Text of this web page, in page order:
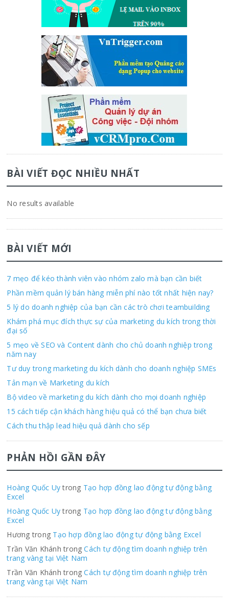
BÀI VIẾT ĐỌC NHIỀU NHẤT
No results available
BÀI VIẾT MỚI
7 mẹo để kéo thành viên vào nhóm zalo mà bạn cần biết
Phần mềm quản lý bán hàng miễn phí nào tốt nhất hiện nay?
5 lý do doanh nghiệp của bạn cần các trò chơi teambuilding
Khám phá mục đích thực sự của marketing du kích trong thời
đại số
5 mẹo về SEO và Content dành cho chủ doanh nghiệp trong
năm nay
Tư duy trong marketing du kích dành cho doanh nghiệp SMEs
Tản mạn về Marketing du kích
Bộ video về marketing du kích dành cho mọi doanh nghiệp
15 cách tiếp cận khách hàng hiệu quả có thể bạn chưa biết
Cách thu thập lead hiệu quả dành cho sếp
PHẢN HỒI GẦN ĐÂY
Hoàng Quốc Uytrong Tạo hợp đồng lao động tự động bằng
Excel
Hoàng Quốc Uytrong Tạo hợp đồng lao động tự động bằng
Excel
Hương trong Tạo hợp đồng lao động tự động bằng Excel
Trần Văn Khánh trongCách tự động tìm doanh nghiệp trên
trang vàng tại Việt Nam
Trần Văn Khánh trongCách tự động tìm doanh nghiệp trên
trang vàng tại Việt Nam